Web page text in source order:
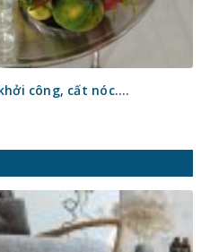
công, cất nóc….